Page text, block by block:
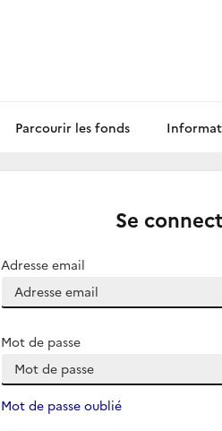
Parcourir les fonds
Se
Adresse email
Mot de passe
Mot de passe oublié